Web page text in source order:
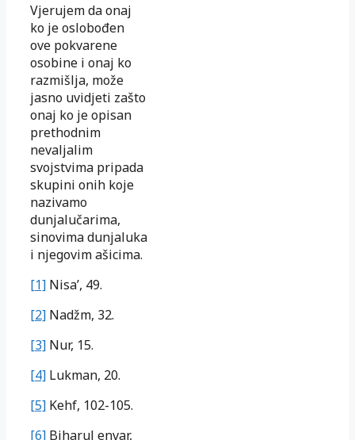
Vjerujem da onaj
ko je oslobođen
ove pokvarene
osobine i onaj ko
razmišlja, može
jasno uvidjeti zašto
onaj ko je opisan
prethodnim
nevaljalim
svojstvima pripada
skupini onih koje
nazivamo
dunjalučarima,
sinovima dunjaluka
i njegovim ašicima.
[1] Nisa’, 49.
[2] Nadžm, 32.
[3] Nur, 15.
[4] Lukman, 20.
[5] Kehf, 102-105.
[6] Biharul envar,